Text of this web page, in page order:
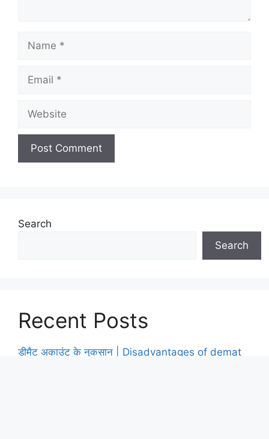
Name
Email
Website
Search
Search
Recent Posts
डीमैट अकाउंट के नुकसान | Disadvantages of demat